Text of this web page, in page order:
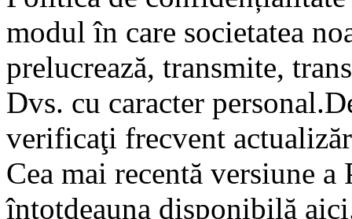
modul în care societatea
prelucrează, transmite,
Dvs. cu caracter
verificaţi frecvent
Cea mai recentă versiune
întotdeauna disponibilă